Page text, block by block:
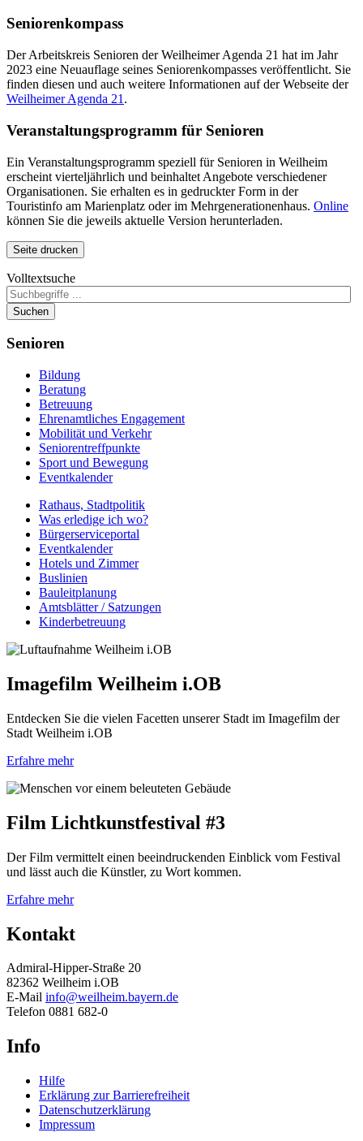
Seniorenkompass
Der Arbeitskreis Senioren der Weilheimer Agenda 21 hat im Jahr
2023 eine Neuauflage seines Seniorenkompasses veröffentlicht. Sie
finden diesen und auch weitere Informationen auf der Webseite der
Weilheimer Agenda 21 .
Veranstaltungsprogramm für Senioren
Ein Veranstaltungsprogramm speziell für Senioren in Weilheim
erscheint vierteljährlich und beinhaltet Angebote verschiedener
Organisationen. Sie erhalten es in gedruckter Form in der
Touristinfo am Marienplatz oder im Mehrgenerationenhaus. Online
können Sie die jeweils aktuelle Version herunterladen.
Seite drucken
Volltextsuche
Suchen
Senioren
Bildung
Beratung
Betreuung
Ehrenamtliches Engagement
Mobilität und Verkehr
Seniorentreffpunkte
Sport und Bewegung
Eventkalender
Rathaus, Stadtpolitik
Was erledige ich wo?
Bürgerserviceportal
Eventkalender
Hotels und Zimmer
Buslinien
Bauleitplanung
Amtsblätter / Satzungen
Kinderbetreuung
Imagefilm Weilheim i.OB
Entdecken Sie die vielen Facetten unserer Stadt im Imagefilm der
Stadt Weilheim i.OB
Erfahre mehr
Film Lichtkunstfestival #3
Der Film vermittelt einen beeindruckenden Einblick vom Festival
und lässt auch die Künstler, zu Wort kommen.
Erfahre mehr
Kontakt
Admiral-Hipper-Straße 20
82362 Weilheim i.OB
E-Mail info@weilheim.bayern.de
Telefon 0881 682-0
Info
Hilfe
Erklärung zur Barrierefreiheit
Datenschutzerklärung
Impressum